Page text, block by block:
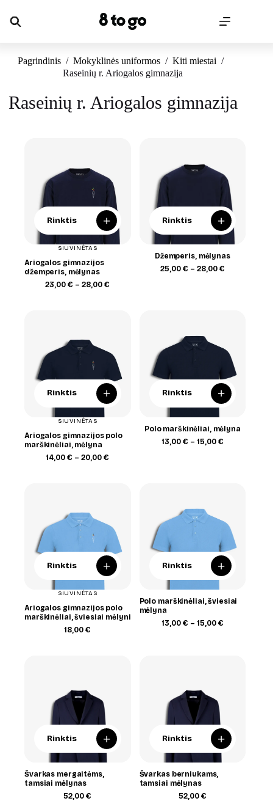
content
Pagrindinis / Mokyklinės uniformos / Kiti miestai /
Raseinių r. Ariogalos gimnazija
Raseinių r. Ariogalos gimnazija
Rinktis +
SIUVINĖTAS
Ariogalos gimnazijos
džemperis, mėlynas
23,00€ – 28,00€
Rinktis +
Džemperis, mėlynas
25,00 € – 28,00 €Price
Rinktis +
SIUVINĖTAS
Ariogalos gimnazijos polo
marškinėliai, mėlyna
14,00€ – 20,00€
Rinktis +
Polo marškinėliai, mėlyna
13,00 € – 15,00 €Price
Rinktis +
SIUVINĖTAS
Ariogalos gimnazijos polo
marškinėliai, šviesiai mėlyni
18,00€
Rinktis +
Polo marškinėliai, šviesiai
mėlyna
13,00 € – 15,00 €Price
Rinktis +
Švarkas mergaitėms,
tamsiai mėlynas
52,00€
Rinktis +
Švarkas berniukams,
tamsiai mėlynas
52,00 €